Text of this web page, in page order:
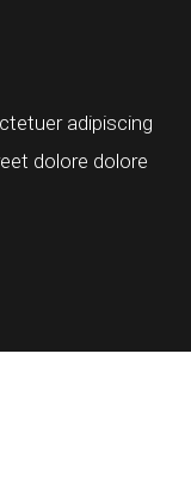
adipiscing
dolore dolore